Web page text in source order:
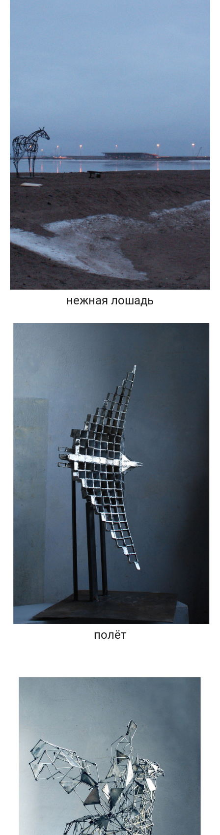
нежная лошадь
полёт